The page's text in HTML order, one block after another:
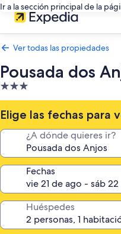
Ir a la sección principal de la
Ver todas las propiedades
Pousada dos
Propiedad
de
3.0
estrellas
Elige las fechas para
¿A dónde quieres ir?
Fechas
Huéspedes